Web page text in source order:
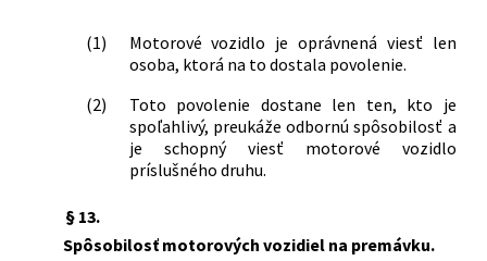
(1)
Motorové vozidlo je oprávnená viesť len
osoba, ktorá na to dostala povolenie.
(2)
Toto povolenie dostane len ten, kto je
spoľahlivý, preukáže odbornú spôsobilosť a
je schopný viesť motorové vozidlo
príslušného druhu.
§ 13.
Spôsobilosť motorových vozidiel na premávku.